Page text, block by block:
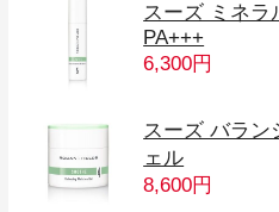
スーズ ミネラ
PA+++
6,300円
スーズ バラン
ェル
8,600円